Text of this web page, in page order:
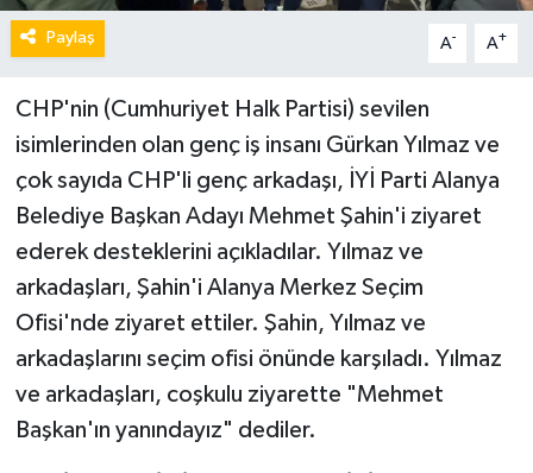
Paylaş A- A+
CHP'nin (Cumhuriyet Halk Partisi) sevilen
isimlerinden olan genç iş insanı Gürkan Yılmaz ve
çok sayıda CHP'li genç arkadaşı, İYİ Parti Alanya
Belediye Başkan Adayı Mehmet Şahin'i ziyaret
ederek desteklerini açıkladılar. Yılmaz ve
arkadaşları, Şahin'i Alanya Merkez Seçim
Ofisi'nde ziyaret ettiler. Şahin, Yılmaz ve
arkadaşlarını seçim ofisi önünde karşıladı. Yılmaz
ve arkadaşları, coşkulu ziyarette "Mehmet
Başkan'ın yanındayız" dediler.